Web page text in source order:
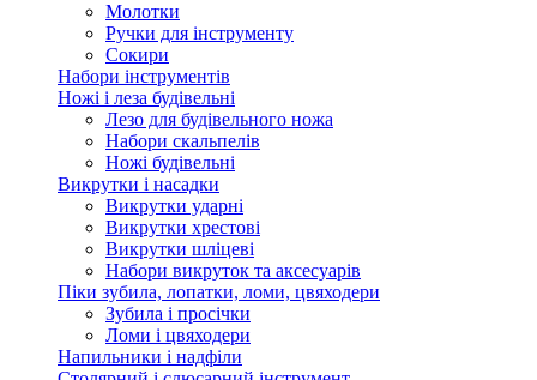
Молотки
Ручки для інструменту
Сокири
Набори інструментів
Ножі і леза будівельні
Лезо для будівельного ножа
Набори скальпелів
Ножі будівельні
Викрутки і насадки
Викрутки ударні
Викрутки хрестові
Викрутки шліцеві
Набори викруток та аксесуарів
Піки зубила, лопатки, ломи, цвяходери
Зубила і просічки
Ломи і цвяходери
Напильники і надфіли